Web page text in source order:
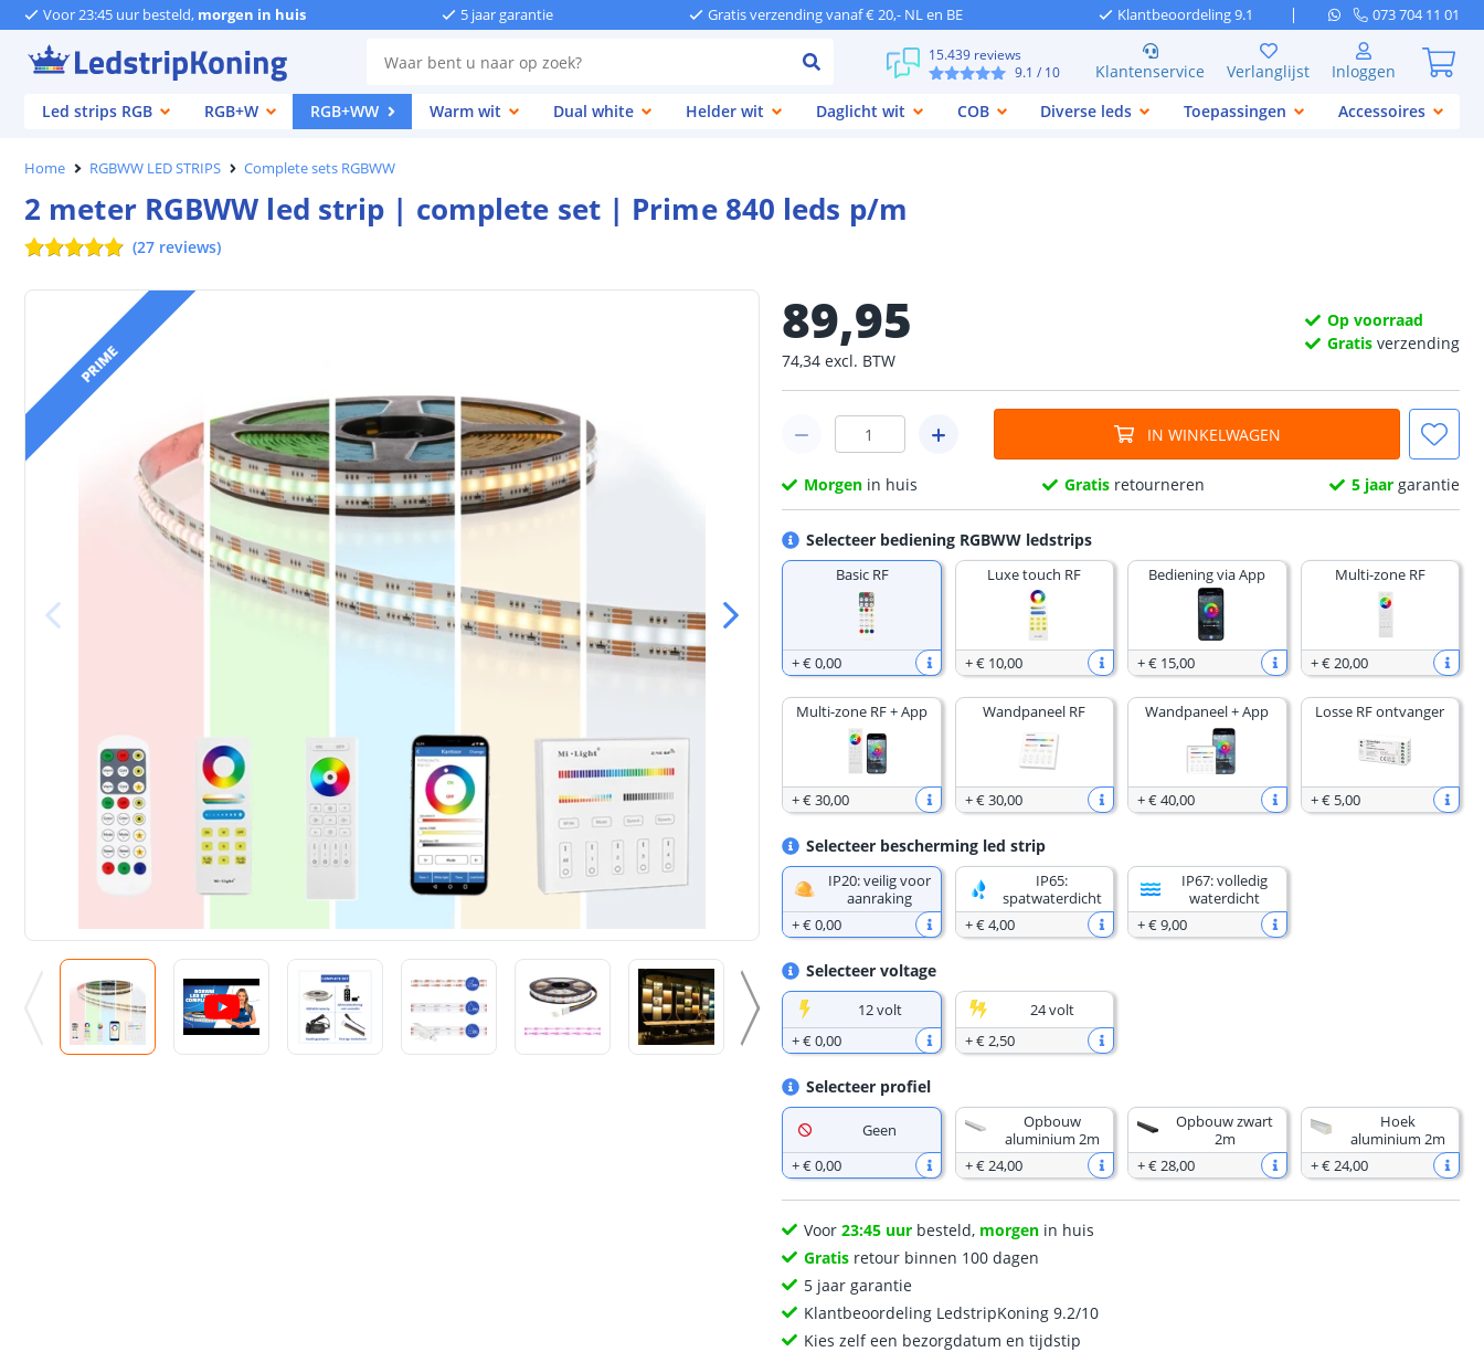
Voor 23:45 uur besteld, morgen in huis 5 jaar garantie Gratis verzending vanaf € 20,- NL en BE Klantbeoordeling 9.1 073 704 11 01
15.439 reviews
9.1 / 10 Klantenservice Verlanglijst
Inloggen
Led strips RGB
RGB+W RGB+WW Warm wit Dual white Helder wit Daglicht wit COB Diverse leds Toepassingen Accessoires
Home RGBWW LED STRIPS Complete sets RGBWW
2 meter RGBWW led strip | complete set | Prime 840 leds p/m
(27 reviews)
PRIME
89,95
74,34 excl. BTW
Op voorraad
Gratis verzending
IN WINKELWAGEN
Morgen in huis Gratis retourneren 5 jaargarantie
Selecteer bediening RGBWW ledstrips
Basic RF
+€ 0,00
Luxe touch RF
+€ 10,00
Bediening via App
+€ 15,00
Multi-zone RF
+€ 20,00
Multi-zone RF + App
+€ 30,00
Wandpaneel RF
+€ 30,00
Wandpaneel + App
+€ 40,00
Losse RF ontvanger
+€ 5,00
Selecteer bescherming led strip
IP20: veilig voor
aanraking
+€ 0,00
IP65:
spatwaterdicht
+€ 4,00
IP67: volledig
waterdicht
+€ 9,00
Selecteer voltage
12 volt
+€ 0,00
24 volt
+€ 2,50
Selecteer profiel
Geen
+€ 0,00
Opbouw
aluminium 2m
+€ 24,00
Opbouw zwart
2m
+€ 28,00
Hoek
aluminium 2m
+€ 24,00
Voor23:45 uur besteld, morgen in huis
Gratis retour binnen 100 dagen
5 jaar garantie
Klantbeoordeling LedstripKoning 9.2/10
Kies zelf een bezorgdatum en tijdstip